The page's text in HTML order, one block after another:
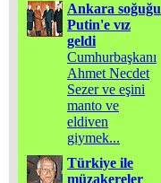
Ankara soğuğu
Putin'e vız
geldi
Cumhurbaşkanı
Ahmet Necdet
Sezer ve eşini
manto ve
eldiven
giymek...
Türkiye ile
müzakereler